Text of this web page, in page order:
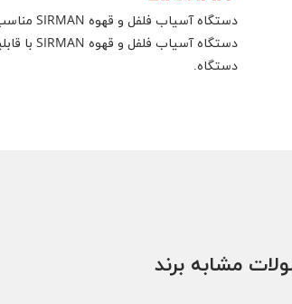
دستگاه آسیاب فلفل و قهوه SIRMAN مناسب برای قهوه، فلفل و ادویه های کوچک.
دستگاه.
مشابه برند